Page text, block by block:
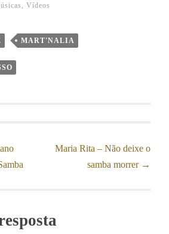
,Vídeos
MART'NALIA
Maria Rita – Não deixe o
samba morrer →